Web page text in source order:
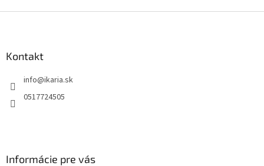
Kontakt
info@ikaria.sk
0517724505
Informácie pre vás